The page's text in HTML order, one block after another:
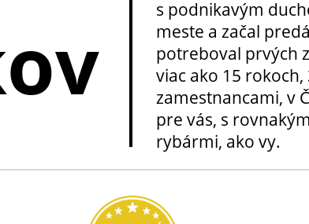
s podnikavým
meste a začal
potreboval prvých
viac ako 15
zamestnancami, v
pre vás, s
rybármi, ako vy.